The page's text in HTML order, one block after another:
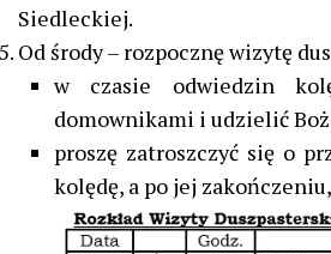
Siedleckiej.
Od środy – rozpocznę wizytę
w czasie odwiedzin
domownikami i udzielić
proszę zatroszczyć się o
kolędę, a po jej